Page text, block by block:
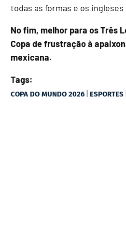
todas as formas e os
No fim, melhor para os Três
Copa de frustração à
mexicana.
Tags:
COPA DO MUNDO 2026 | ESPORTES